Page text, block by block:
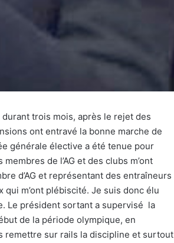
trois mois, après le rejet des
ont entravé la bonne marche de
générale élective a été tenue pour
de l’AG et des clubs m’ont
d’AG et représentant des entraîneurs
m’ont plébiscité. Je suis donc élu
Le président sortant a supervisé la
de la période olympique, en
remettre sur rails la discipline et surtout